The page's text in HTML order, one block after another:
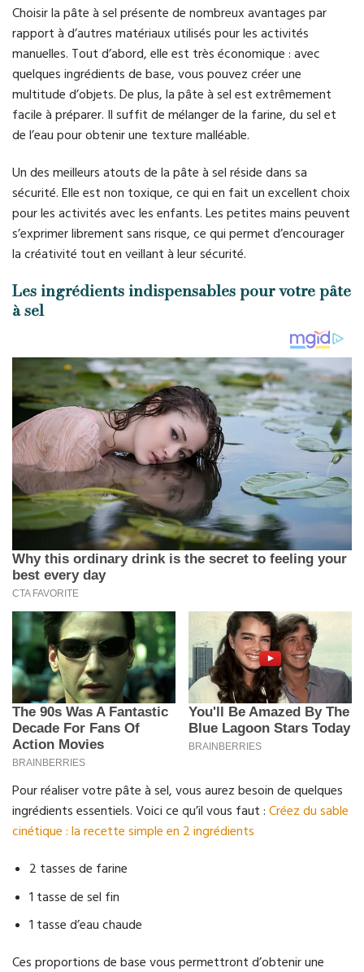
Choisir la pâte à sel présente de nombreux avantages par
rapport à d’autres matériaux utilisés pour les activités
manuelles. Tout d’abord, elle est très économique : avec
quelques ingrédients de base, vous pouvez créer une
multitude d’objets. De plus, la pâte à sel est extrêmement
facile à préparer. Il suffit de mélanger de la farine, du sel et
de l’eau pour obtenir une texture malléable.
Un des meilleurs atouts de la pâte à sel réside dans sa
sécurité. Elle est non toxique, ce qui en fait un excellent choix
pour les activités avec les enfants. Les petites mains peuvent
s’exprimer librement sans risque, ce qui permet d’encourager
la créativité tout en veillant à leur sécurité.
Les ingrédients indispensables pour votre pâte
à sel
Pour réaliser votre pâte à sel, vous aurez besoin de quelques
ingrédients essentiels. Voici ce qu’il vous faut : Créez du sable
cinétique : la recette simple en 2 ingrédients
2 tasses de farine
1 tasse de sel fin
1 tasse d’eau chaude
Ces proportions de base vous permettront d’obtenir une